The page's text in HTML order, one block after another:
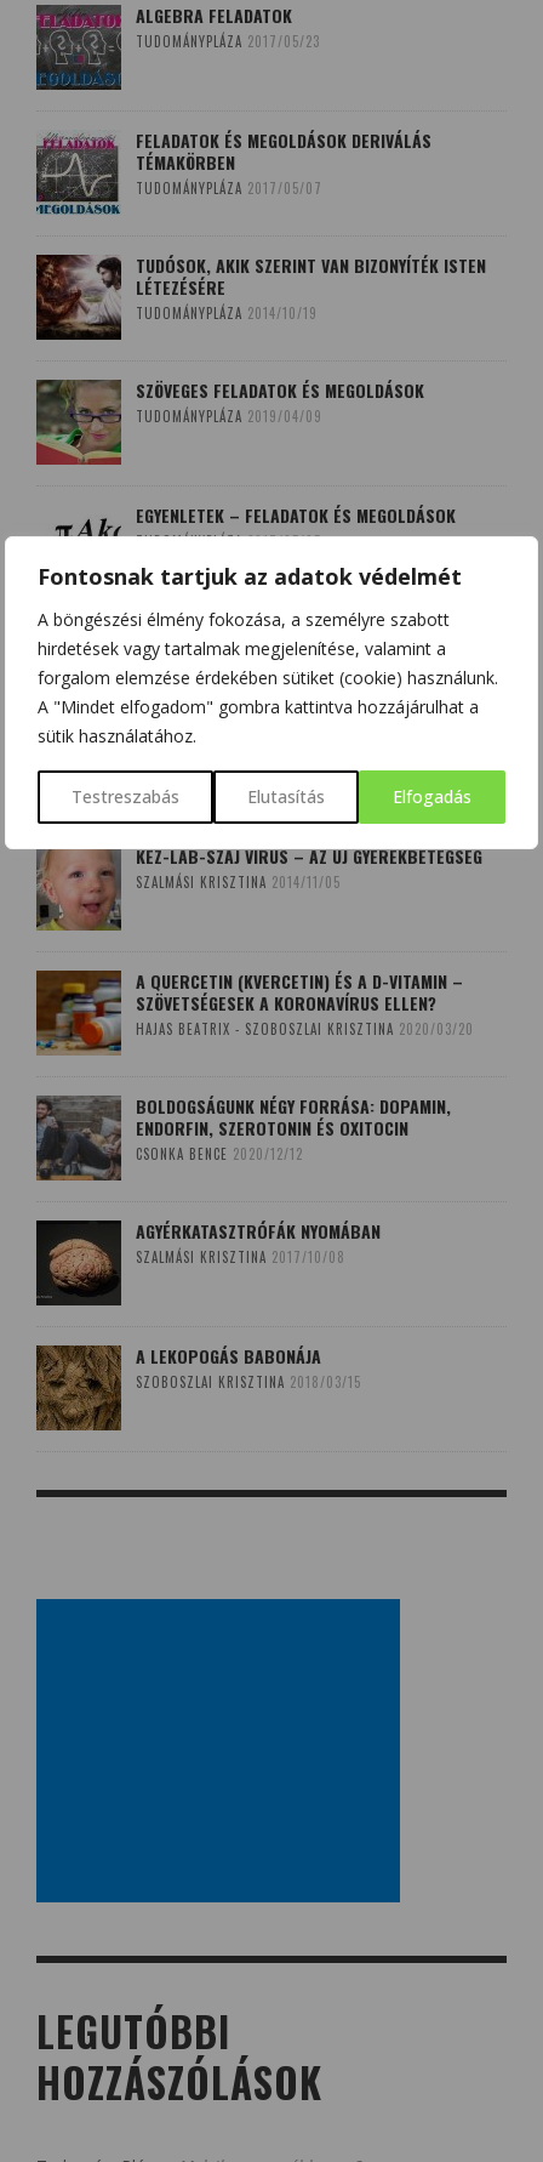
Fontosnak tartjuk az adatok védelmét
A böngészési élmény fokozása, a személyre szabott
hirdetések vagy tartalmak megjelenítése, valamint a
forgalom elemzése érdekében sütiket (cookie) használunk.
A "Mindet elfogadom" gombra kattintva hozzájárulhat a
sütik használatához.
Testreszabás Elutasítás Elfogadás
ALGEBRA FELADATOK
TUDOMÁNYPLÁZA 2017/05/23
FELADATOK ÉS MEGOLDÁSOK DERIVÁLÁS
TÉMAKÖRBEN
TUDOMÁNYPLÁZA 2017/05/07
TUDÓSOK, AKIK SZERINT VAN BIZONYÍTÉK ISTEN
LÉTEZÉSÉRE
TUDOMÁNYPLÁZA 2014/10/19
SZÖVEGES FELADATOK ÉS MEGOLDÁSOK
TUDOMÁNYPLÁZA 2019/04/09
EGYENLETEK – FELADATOK ÉS MEGOLDÁSOK
TUDOMÁNYPLÁZA 2017/05/05
LEGOLVASOTTABB
CIKKEINK
KÉZ-LÁB-SZÁJ VÍRUS – AZ ÚJ GYEREKBETEGSÉG
SZALMÁSI KRISZTINA 2014/11/05
A QUERCETIN (KVERCETIN) ÉS A D-VITAMIN –
SZÖVETSÉGESEK A KORONAVÍRUS ELLEN?
HAJAS BEATRIX - SZOBOSZLAI KRISZTINA 2020/03/20
BOLDOGSÁGUNK NÉGY FORRÁSA: DOPAMIN,
ENDORFIN, SZEROTONIN ÉS OXITOCIN
CSONKA BENCE 2020/12/12
AGYÉRKATASZTRÓFÁK NYOMÁBAN
SZALMÁSI KRISZTINA 2017/10/08
A LEKOPOGÁS BABONÁJA
SZOBOSZLAI KRISZTINA 2018/03/15
LEGUTÓBBI
HOZZÁSZÓLÁSOK